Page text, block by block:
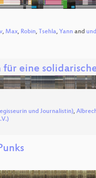
, Max, Robin, Tsehla, Yann and
für eine
und Journalistin),